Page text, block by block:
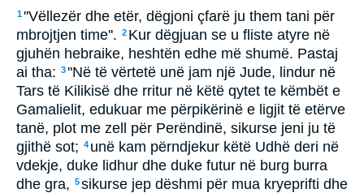
1 ''Vëllezër dhe etër, dëgjoni çfarë ju them tani për
mbrojtjen time''. 2 Kur dëgjuan se u fliste atyre në
gjuhën hebraike, heshtën edhe më shumë. Pastaj
ai tha: 3 ''Në të vërtetë unë jam një Jude, lindur në
Tars të Kilikisë dhe rritur në këtë qytet te këmbët e
Gamalielit, edukuar me përpikërinë e ligjit të etërve
tanë, plot me zell për Perëndinë, sikurse jeni ju të
gjithë sot; 4 unë kam përndjekur këtë Udhë deri në
vdekje, duke lidhur dhe duke futur në burg burra
dhe gra, 5sikurse jep dëshmi për mua kryeprifti dhe